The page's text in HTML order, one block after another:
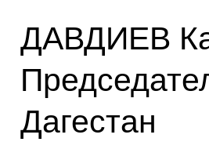
ДАВДИЕВ
Дагестан